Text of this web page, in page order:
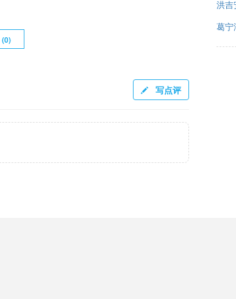
(0)
写点评
洪吉
葛宁